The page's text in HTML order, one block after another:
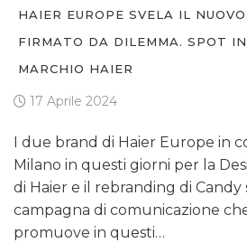
HAIER EUROPE SVELA IL
FIRMATO DA DILEMMA. SPOT
MARCHIO HAIER
17 Aprile 2024
I due brand di Haier Europe in
Milano in questi giorni per la
di Haier e il rebranding di
campagna di comunicazione
promuove in questi…